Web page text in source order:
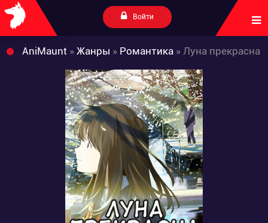
Войти
AniMaunt » Жанры » Романтика » Луна прекрасна